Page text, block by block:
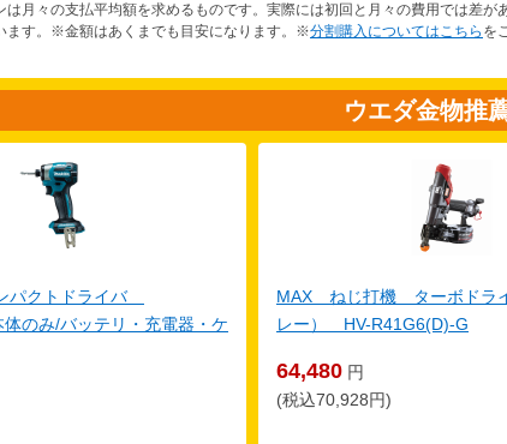
月々の支払平均額を求めるものです。実際には初回と月々の費用では差が
ます。※金額はあくまでも目安になります。※分割購入についてはこちら を
ウエダ金物推
パクトドライバ
のみ/バッテリ・充電器・ケ
MAX ねじ打機 ターボドラ
レー） HV-R41G6(D)-G
64,480 円
(税込70,928円)